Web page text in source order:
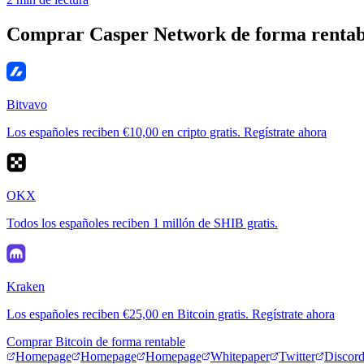
Comprar Casper Network de forma
Bitvavo
Los españoles reciben €10,00 en cripto gratis. Regístrate ahora
OKX
Todos los españoles reciben 1 millón de SHIB gratis.
Kraken
Los españoles reciben €25,00 en Bitcoin gratis. Regístrate ahora
Comprar Bitcoin de forma rentable
Homepage
Homepage Homepage Whitepaper Twitter Discord